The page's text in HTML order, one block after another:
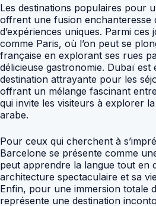
Les destinations populaires pour
offrent une fusion enchanteresse
d’expériences uniques. Parmi
comme Paris, où l’on peut se
française en explorant ses rues
délicieuse gastronomie. Dubaï est
destination attrayante pour les
offrant un mélange fascinant
qui invite les visiteurs à explorer
arabe.
Pour ceux qui cherchent à
Barcelone se présente comme
peut apprendre la langue tout en
architecture spectaculaire et sa
Enfin, pour une immersion totale
représente une destination